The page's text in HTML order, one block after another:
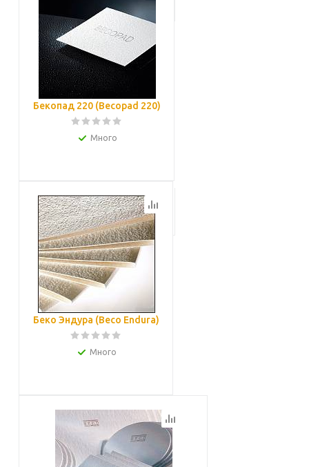
Бекопад 220 (Becopad 220)
Много
Подробнее
Беко Эндура (Beco Endura)
Много
Подробнее